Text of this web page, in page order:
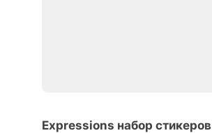
Expressions набор стикеров